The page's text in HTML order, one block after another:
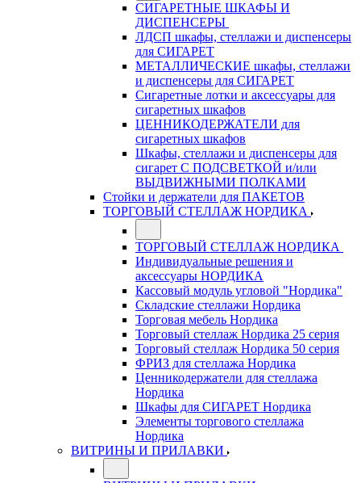
СИГАРЕТНЫЕ ШКАФЫ И
ДИСПЕНСЕРЫ
ЛДСП шкафы, стеллажи и диспенсеры
для СИГАРЕТ
МЕТАЛЛИЧЕСКИЕ шкафы, стеллажи
и диспенсеры для СИГАРЕТ
Сигаретные лотки и аксессуары для
сигаретных шкафов
ЦЕННИКОДЕРЖАТЕЛИ для
сигаретных шкафов
Шкафы, стеллажи и диспенсеры для
сигарет С ПОДСВЕТКОЙ и/или
ВЫДВИЖНЫМИ ПОЛКАМИ
Стойки и держатели для ПАКЕТОВ
ТОРГОВЫЙ СТЕЛЛАЖ НОРДИКА
ТОРГОВЫЙ СТЕЛЛАЖ НОРДИКА
Индивидуальные решения и
аксессуары НОРДИКА
Кассовый модуль угловой "Нордика"
Складские стеллажи Нордика
Торговая мебель Нордика
Торговый стеллаж Нордика 25 серия
Торговый стеллаж Нордика 50 серия
ФРИЗ для стеллажа Нордика
Ценникодержатели для стеллажа
Нордика
Шкафы для СИГАРЕТ Нордика
Элементы торгового стеллажа
Нордика
ВИТРИНЫ И ПРИЛАВКИ